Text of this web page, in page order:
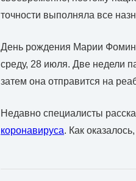
точности выполняла все
День рождения Марии
среду, 28 июля. Две недели
затем она отправится на
Недавно специалисты
коронавируса. Как